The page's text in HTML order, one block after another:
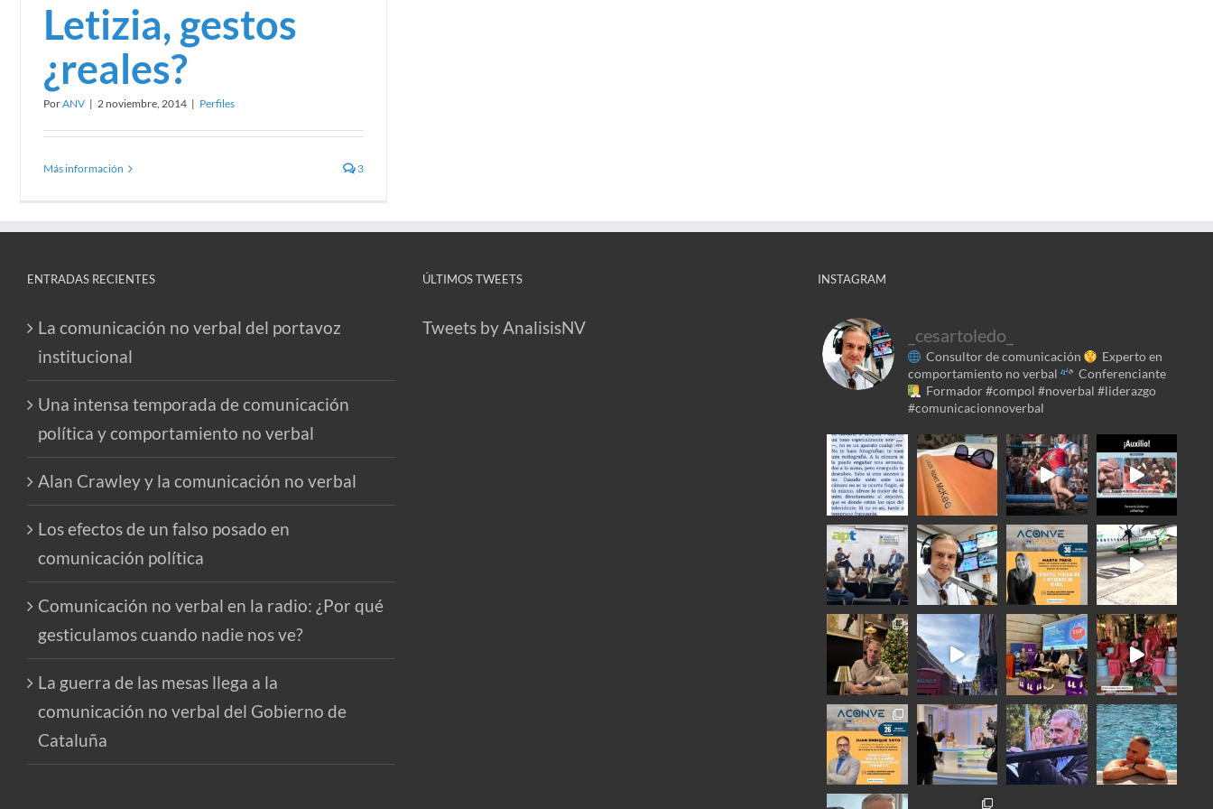
Letizia, gestos
¿reales?
PorANV | 2 noviembre, 2014 | Perfiles
Más información 3
ENTRADAS RECIENTES
La comunicación no verbal del portavoz
institucional
Una intensa temporada de comunicación
política y comportamiento no verbal
Alan Crawley y la comunicación no verbal
Los efectos de un falso posado en
comunicación política
Comunicación no verbal en la radio: ¿Por qué
gesticulamos cuando nadie nos ve?
La guerra de las mesas llega a la
comunicación no verbal del Gobierno de
Cataluña
ÚLTIMOS TWEETS
Tweets by AnalisisNV
INSTAGRAM
_cesartoledo_
Consultor de comunicación
Experto en
comportamiento no verbal
Conferenciante
Formador#compol #noverbal #liderazgo
#comunicacionnoverbal